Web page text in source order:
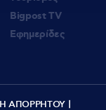
Bigpost TV
Εφημερίδες
ΑΠΟΡΡΗΤΟΥ|